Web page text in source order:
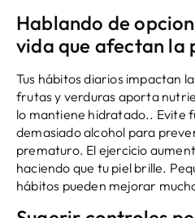
Hablando de
vida que afectan la
Tus hábitos diarios impactan
frutas y verduras aporta
lo mantiene hidratado.. Evite
demasiado alcohol para
prematuro. El ejercicio
haciendo que tu piel brille.
hábitos pueden mejorar